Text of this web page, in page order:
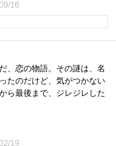
16
、恋の物語。その謎は、名
たのだけど、気がつかない
ら最後まで、ジレジレした
19